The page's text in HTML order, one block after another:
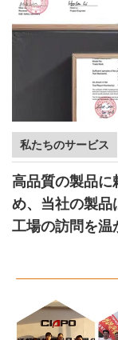
私たちのサービス
高品質の製品に
め、当社の製品
工場の訪問を温